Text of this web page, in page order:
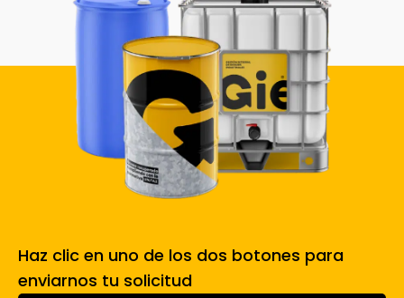
Haz clic en uno de los dos botones para
enviarnos tu solicitud